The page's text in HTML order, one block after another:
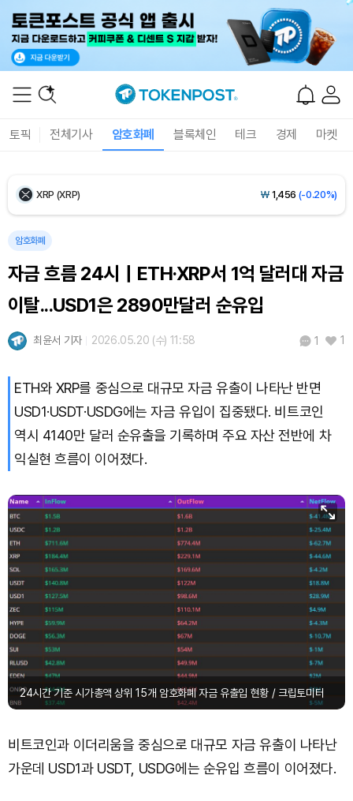
토픽 전체기사 암호화폐 블록체인 테크 경제 마켓
Ethereum (ETH) ₩2,706,850(+0.40%)
XRP (XRP) ₩ 1,456 (-0.20%)
Solana (SOL)
TRON (TRX) ₩464.7(-0.06%)
Hyperliquid (HYPE) ₩
Bitcoin (BTC) ₩91,659,782 (+0.46%)
암호화폐
자금 흐름 24시｜ETH·XRP서 1억 달러대 자금
이탈...USD1은 2890만달러 순유입
최윤서 기자 2026.05.20 (수) 11:58 1 1
ETH와 XRP를 중심으로 대규모 자금 유출이 나타난 반면
USD1·USDT·USDG에는 자금 유입이 집중됐다. 비트코인
역시 4140만 달러 순유출을 기록하며 주요 자산 전반에 차
익실현 흐름이 이어졌다.
24시간 기준 시가총액 상위 15개 암호화폐 자금 유출입 현황 / 크립토미터
비트코인과 이더리움을 중심으로 대규모 자금 유출이 나타난
가운데 USD1과 USDT, USDG에는 순유입 흐름이 이어졌다.